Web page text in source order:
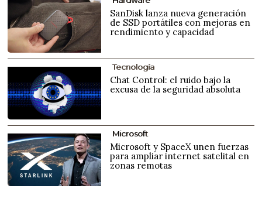
SanDisk lanza nueva generación
de SSD portátiles con mejoras en
rendimiento y capacidad
Tecnología
Chat Control: el ruido bajo la
excusa de la seguridad absoluta
Microsoft
Microsoft y SpaceX unen fuerzas
para ampliar internet satelital en
zonas remotas